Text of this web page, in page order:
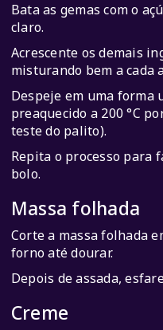
Bata as gemas com o
claro.
Acrescente os demais
misturando bem a cada
Despeje em uma forma
preaquecido a 200 °C
teste do palito).
Repita o processo para
bolo.
Massa folhada
Corte a massa folhada
forno até dourar.
Depois de assada,
Creme